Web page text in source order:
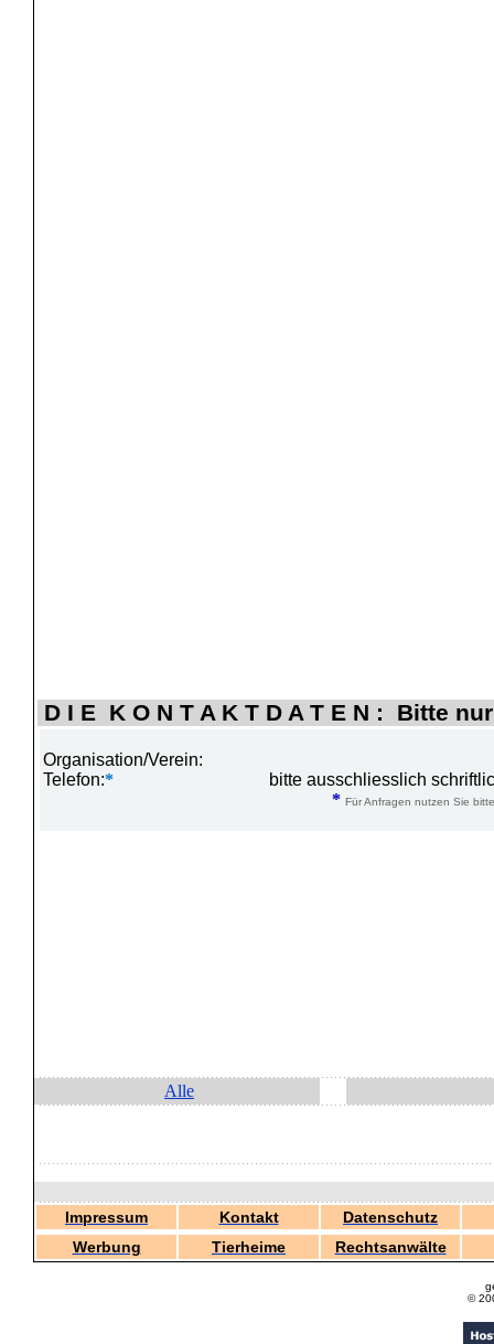
D I E K O N T A K T D A T E N : Bitte
Organisation/Verein:
Telefon:*
bitte ausschliesslich
* Für Anfragen nutzen Sie
Alle
Impressum Kontakt
Datenschutz
Werbung
Tierheime Rechtsanwälte
©